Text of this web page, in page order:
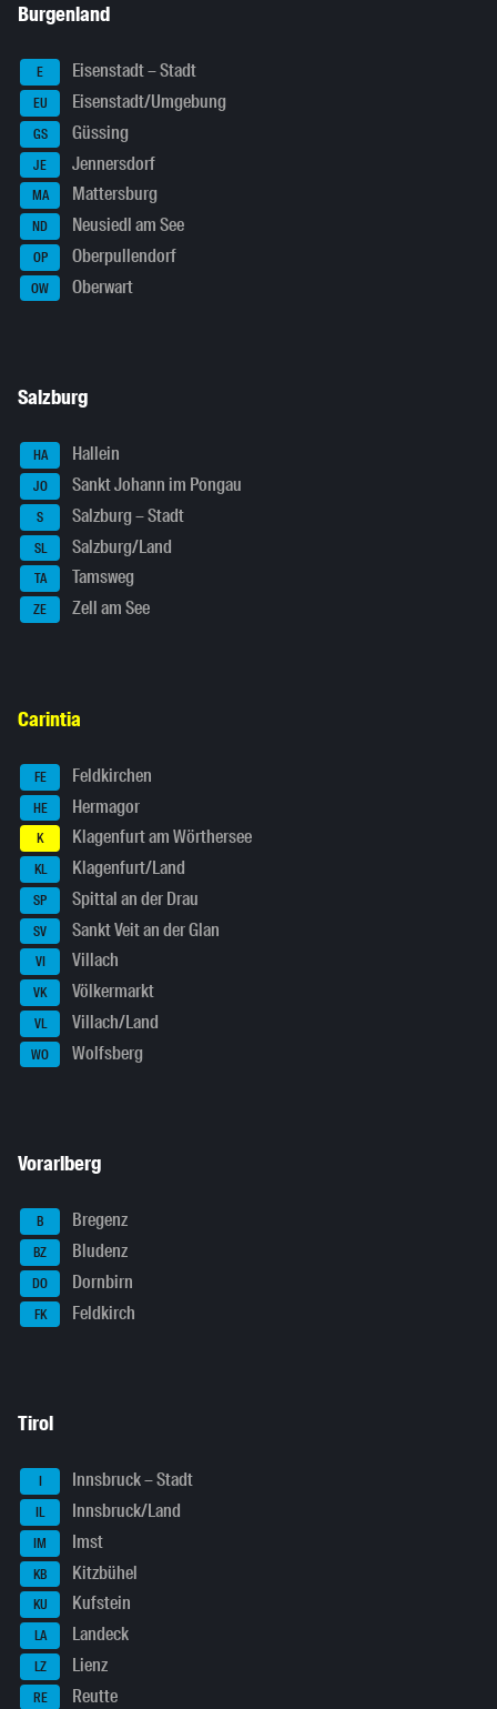
Burgenland
E Eisenstadt – Stadt
EU Eisenstadt/Umgebung
GS Güssing
JE Jennersdorf
MA Mattersburg
ND Neusiedl am See
OP Oberpullendorf
OW Oberwart
Salzburg
HA Hallein
JO Sankt Johann im Pongau
S Salzburg – Stadt
SL Salzburg/Land
TA Tamsweg
ZE Zell am See
Carintia
FE Feldkirchen
HE Hermagor
K Klagenfurt am Wörthersee
KL Klagenfurt/Land
SP Spittal an der Drau
SV Sankt Veit an der Glan
VI Villach
VK Völkermarkt
VL Villach/Land
WO Wolfsberg
Vorarlberg
B Bregenz
BZ Bludenz
DO Dornbirn
FK Feldkirch
Tirol
I Innsbruck – Stadt
IL Innsbruck/Land
IM Imst
KB Kitzbühel
KU Kufstein
LA Landeck
LZ Lienz
RE Reutte